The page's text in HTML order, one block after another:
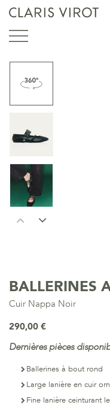
BALLERINES
Cuir Nappa Noir
290,00 €
Dernières pièces
Ballerines à bout rond
Large lanière en cuir
Fine lanière ceinturant